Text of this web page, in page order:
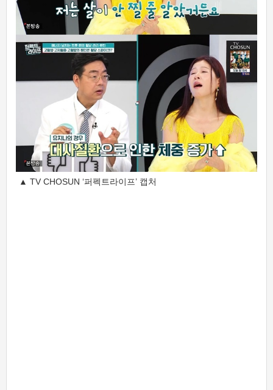
▲ TV CHOSUN ‘퍼펙트라이프’ 캡처